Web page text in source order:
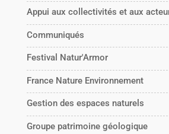
Appui aux collectivités et aux
Communiqués
Festival Natur'Armor
France Nature Environnement
Gestion des espaces naturels
Groupe patrimoine géologique